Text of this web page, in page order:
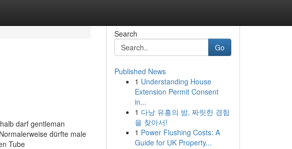
darf gentleman
dürfte male
Tube
Search
Go
Published News
1 Understanding House
Extension Permit Consent
in...
1 다낭 유흥의 밤, 짜릿한 경험
을 찾아서!
1 Power Flushing Costs: A
Guide for UK Property...